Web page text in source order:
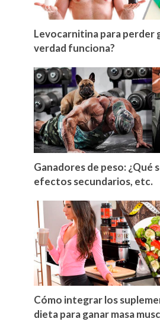
Levocarnitina para perder
verdad funciona?
Ganadores de peso: ¿Qué
efectos secundarios, etc.
Cómo integrar los
dieta para ganar masa